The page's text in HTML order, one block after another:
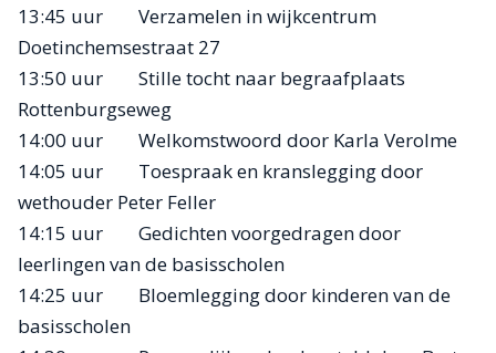
13:45 uur Verzamelen in wijkcentrum
Doetinchemsestraat 27
13:50 uur Stille tocht naar begraafplaats
Rottenburgseweg
14:00 uur Welkomstwoord door Karla Verolme
14:05 uur Toespraak en kranslegging door
wethouder Peter Feller
14:15 uur Gedichten voorgedragen door
leerlingen van de basisscholen
14:25 uur Bloemlegging door kinderen van de
basisscholen